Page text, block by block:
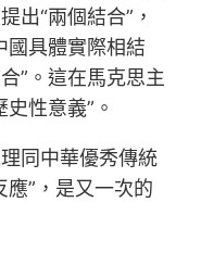
出“兩個結合”，
國具體實際相結
”。這在馬克思主
性意義”。
同中華優秀傳統
應”，是又一次的